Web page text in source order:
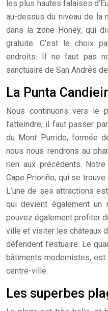
les plus hautes falaises
au-dessus du niveau de la
dans la zone Honey, qui
gratuite. C’est le choix
endroits. Il ne faut pas
sanctuaire de San Andrés
La Punta
Nous continuons vers le
l’atteindre, il faut passer
du Mont Purrido, formée
nous nous rendrons au
rien aux précédents.
Cape Prioriño, qui se trouve
L’une de ses attractions
qui devient également un
pouvez également profiter
ville et visiter les châteaux
défendent l’estuaire. Le
bâtiments modernistes, est
centre-ville.
Les superbes